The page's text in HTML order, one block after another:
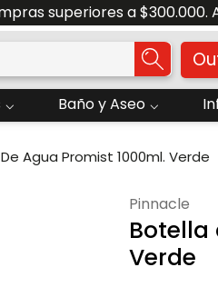
superiores a $300.000.
Baño y Aseo
Agua Promist 1000ml. Verde
pinnacle
Botella
Verde